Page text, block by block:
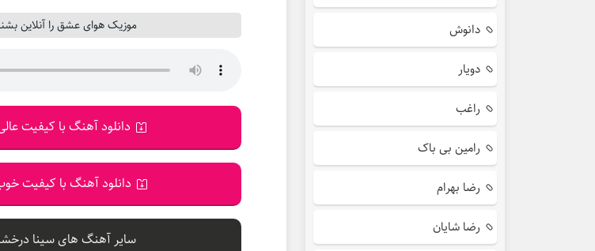
موزیک هوای عشق را آنلاین
دانلود آهنگ با کیفیت عالی
دانلود آهنگ با کیفیت خوب
سایر آهنگ های سینا
دانوش
دویار
راغب
رامین بی باک
رضا بهرام
رضا شایان